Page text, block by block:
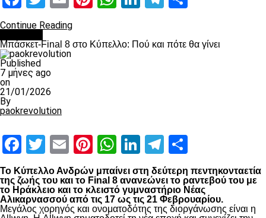
Continue Reading
Μπάσκετ-Final 8 στο Κύπελλο: Πού και πότε θα γίνει
Published
7 μήνες ago
on
21/01/2026
By
paokrevolution
Facebook
Twitter
EmailPinterest
WhatsApp
LinkedIn
Telegram
Το Κύπελλο Ανδρών μπαίνει στη δεύτερη πεντηκονταετία
της ζωής του και το Final 8 ανανεώνει το ραντεβού του με
το Ηράκλειο και το κλειστό γυμναστήριο Νέας
Αλικαρνασσού από τις 17 ως τις 21 Φεβρουαρίου.
Μεγάλος χορηγός και ονοματοδότης της διοργάνωσης είναι η